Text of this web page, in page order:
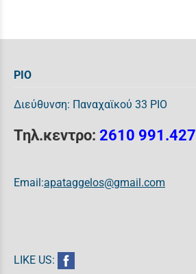
ΡΙΟ
Διεύθυνση: Παναχαϊκού 33 ΡΙΟ
Τηλ.κεντρο: 2610 991.427
Email:apataggelos@gmail.com
LIKE US: